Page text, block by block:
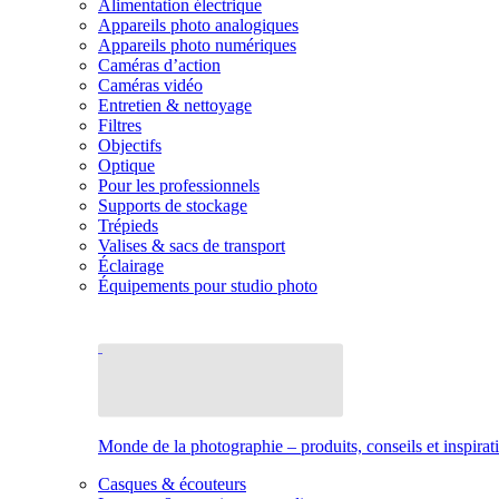
Alimentation électrique
Appareils photo analogiques
Appareils photo numériques
Caméras d’action
Caméras vidéo
Entretien & nettoyage
Filtres
Objectifs
Optique
Pour les professionnels
Supports de stockage
Trépieds
Valises & sacs de transport
Éclairage
Équipements pour studio photo
Monde de la photographie – produits, conseils et
Casques & écouteurs